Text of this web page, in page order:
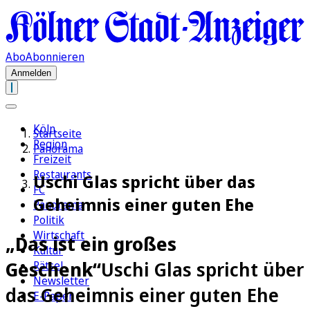
AboAbonnieren
Anmelden
Köln
Region
Freizeit
Restaurants
FC
Panorama
Politik
Wirtschaft
Kultur
Rätsel
Newsletter
E-Paper
Startseite
Panorama
Uschi Glas spricht über das
Geheimnis einer guten Ehe
„Das ist ein großes
Geschenk“Uschi Glas spricht über
das Geheimnis einer guten Ehe